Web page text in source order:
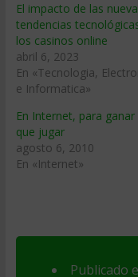
El impacto de las
tendencias
los casinos online
abril 6, 2023
En «Tecnologia,
e Informatica»
En Internet, para ganar
que jugar
agosto 6, 2010
En «Internet»
Publicado